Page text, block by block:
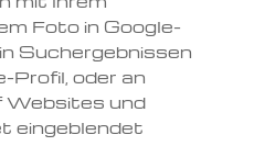
Foto in Google-
Suchergebnissen
Profil, oder an
Websites und
eingeblendet